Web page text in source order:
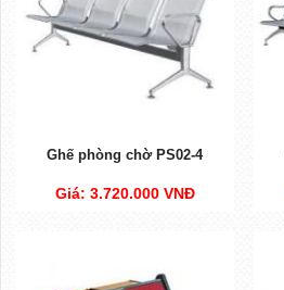
Ghế phòng chờ PS02-4
Giá: 3.720.000 VNĐ